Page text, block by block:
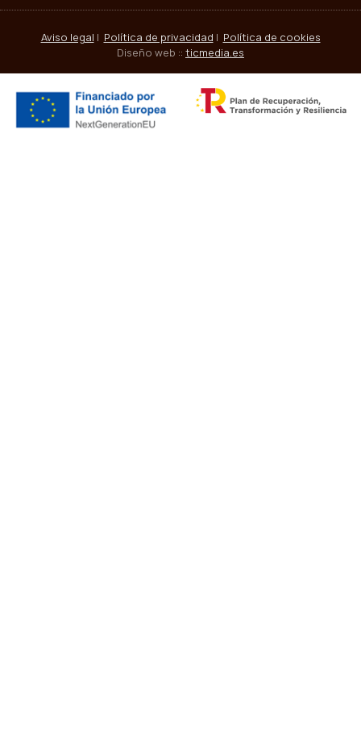
Aviso legal | Política de privacidad | Política de cookies
Diseño web :: ticmedia.es